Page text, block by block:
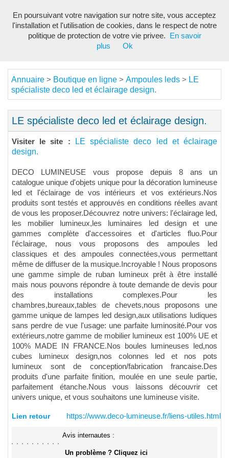
Annuaire > Boutique en ligne > Ampoules leds > LE
spécialiste deco led et éclairage design.
LE spécialiste deco led et éclairage design.
Visiter le site :
LE spécialiste deco led et éclairage
design.
DECO LUMINEUSE vous propose depuis 8 ans un
catalogue unique d'objets unique pour la décoration lumineuse
led et l'éclairage de vos intérieurs et vos extérieurs.Nos
produits sont testés et approuvés en conditions réelles avant
de vous les proposer.Découvrez notre univers: l'éclairage led,
les mobilier lumineux,les luminaires led design et une
gammes complète d'accessoires et d'articles fluo.Pour
l'éclairage, nous vous proposons des ampoules led
classiques et des ampoules connectées,vous permettant
même de diffuser de la musique.Incroyable ! Nous proposons
une gamme simple de ruban lumineux prêt à être installé
mais nous pouvons répondre à toute demande de devis pour
des installations complexes.Pour les
chambres,bureaux,tables de chevets,nous proposons une
gamme unique de lampes led design,aux utilisations ludiques
sans perdre de vue l'usage: une parfaite luminosité.Pour vos
extérieurs,notre gamme de mobilier lumineux est 100% UE et
100% MADE IN FRANCE.Nos boules lumineuses led,nos
cubes lumineux design,nos colonnes led et nos pots
lumineux sont de conception/fabrication francaise.Des
produits d'une parfaite finition, moulée en une seule partie,
parfaitement étanche.Nous vous laissons découvrir cet
univers unique, et vous souhaitons une lumineuse visite.
Lien retour https://www.deco-lumineuse.fr/liens-utiles.html
Avis internautes :
Un problème ? Cliquez ici
En poursuivant votre navigation sur notre site, vous acceptez
l'installation et l'utilisation de cookies, dans le respect de notre
politique de protection de votre vie privee.
En savoir
plus
Ok